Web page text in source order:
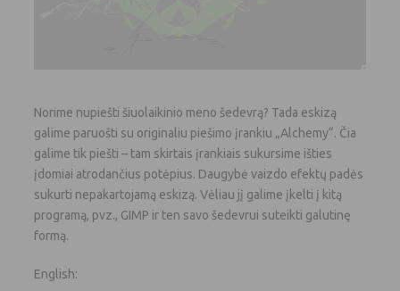
Norime nupiešti šiuolaikinio meno šedevrą? Tada eskizą
galime paruošti su originaliu piešimo įrankiu „Alchemy“. Čia
galime tik piešti – tam skirtais įrankiais sukursime išties
įdomiai atrodančius potėpius. Daugybė vaizdo efektų padės
sukurti nepakartojamą eskizą. Vėliau jį galime įkelti į kitą
programą, pvz., GIMP ir ten savo šedevrui suteikti galutinę
formą.
English: